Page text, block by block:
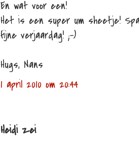
En wat voor een!
Het is een super um sheetje!
fijne verjaardag! ;-)
Hugs, Nans
1 april 2010 om 20:44
Heidi zei